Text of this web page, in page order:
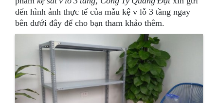
đến hình ảnh thực tế của mẫu kệ v lỗ 3 tầng ngay
bên dưới đây để cho bạn tham khảo thêm.